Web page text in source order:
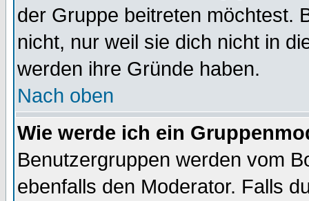
der Gruppe beitreten möchtest.
nicht, nur weil sie dich nicht in
werden ihre Gründe haben.
Nach oben
Wie werde ich ein
Benutzergruppen werden vom
ebenfalls den Moderator. Falls